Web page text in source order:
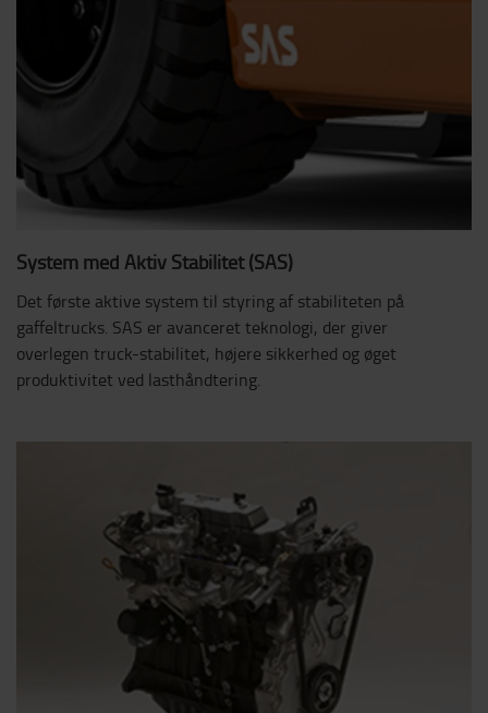
System med Aktiv Stabilitet (SAS)
Det første aktive system til styring af stabiliteten på
gaffeltrucks. SAS er avanceret teknologi, der giver
overlegen truck-stabilitet, højere sikkerhed og øget
produktivitet ved lasthåndtering.